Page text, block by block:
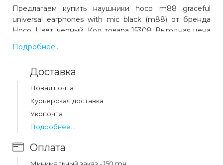
Предлагаем купить наушники hoco m88 graceful
universal earphones with mic black (m88) от бренда
Hoco. Цвет: черный. Код товара 15308. Выгодная цена
и быстрая доставка по Украине.
Какая цена на наушники hoco m88 graceful
universal earphones with mic black (m88)?
Цена на наушники hoco m88 graceful universal
earphones with mic black (m88) составляет 55 грн.
Подробнее...
Доставка
Новая почта
Курьерская доставка
Укрпочта
Подробнее...
Оплата